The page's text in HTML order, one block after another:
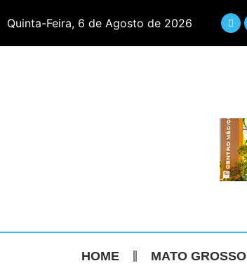
Quinta-Feira, 6 de Agosto de 2026
HOME MATO GROSSO